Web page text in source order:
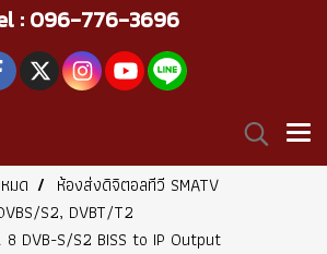
: 096-776-3696
มด
ห้องส่งดิจิตอลทีวี SMATV
S2, DVBT/T2
DVB-S/S2 BISS to IP Output